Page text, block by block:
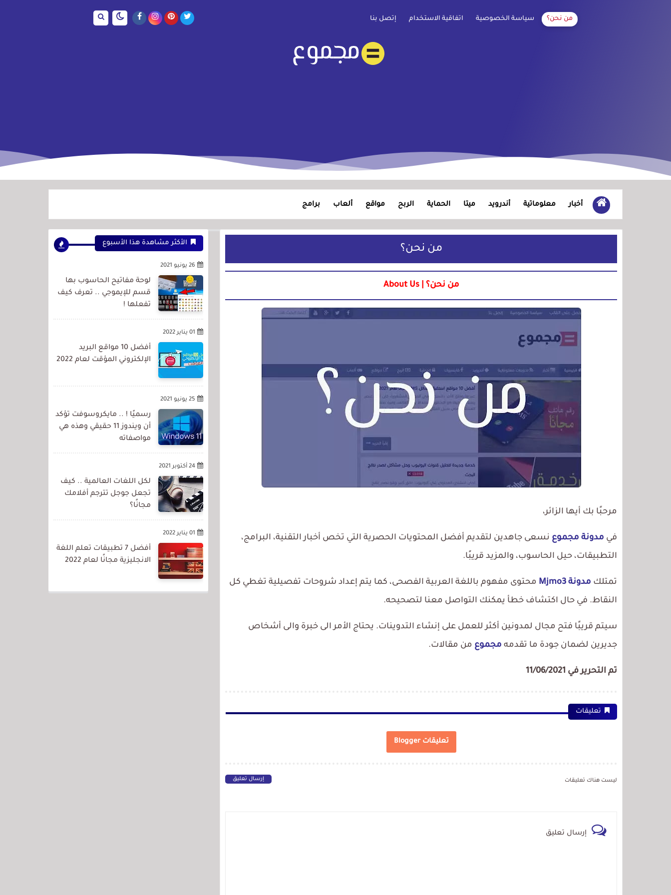
من نحن؟ سياسة الخصوصية اتفاقية الاستخدام إتصل بنا
أخبار معلوماتية أندرويد ميتا الحماية الربح مواقع ألعاب برامج
من نحن؟
من نحن؟ | About Us
مرحبًا بك أيها الزائر،
في مدونة مجموع نسعى جاهدين لتقديم أفضل المحتويات الحصرية التي تخص أخبار التقنية، البرامج،
التطبيقات، حيل الحاسوب، والمزيد قريبًا.
تمتلك مدونة Mjmo3
محتوى مفهوم باللغة العربية الفصحى، كما يتم إعداد شروحات تفصيلية تغطي كل
النقاط. في حال اكتشاف خطأ يمكنك التواصل معنا لتصحيحه.
سيتم قريبًا فتح مجال لمدونين أكثر للعمل على إنشاء التدوينات. يحتاج الأمر الى خبرة والى أشخاص
جديرين لضمان جودة ما تقدمه مجموع من مقالات.
تم التحرير في 11/06/2021
تعليقات
تعليقات Blogger
ليست هناك تعليقات إرسال تعليق
إرسال تعليق
الأكثر مشاهدة هذا الأسبوع
26 يونيو 2021
لوحة مفاتيح الحاسوب بها
قسم للإيموجي .. تعرف كيف
تفعلها !
01 يناير 2022
أفضل 10 مواقع البريد
الإلكتروني المؤقت لعام 2022
25 يونيو 2021
رسميًا ! .. مايكروسوفت تؤكد
أن ويندوز 11 حقيقي وهذه هي
مواصفاته
24 أكتوبر 2021
لكل اللغات العالمية .. كيف
تجعل جوجل تترجم أفلامك
مجانًا؟
01 يناير 2022
أفضل 7 تطبيقات تعلم اللغة
الانجليزية مجانًا لعام 2022